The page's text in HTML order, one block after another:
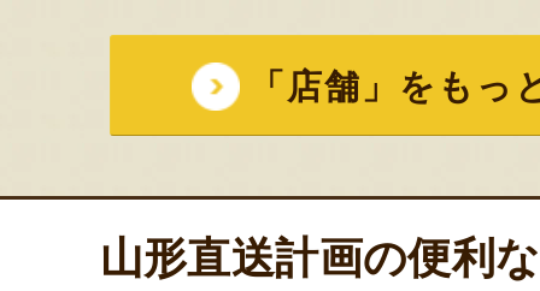
「店舗」をもっ
山形直送計画の便利